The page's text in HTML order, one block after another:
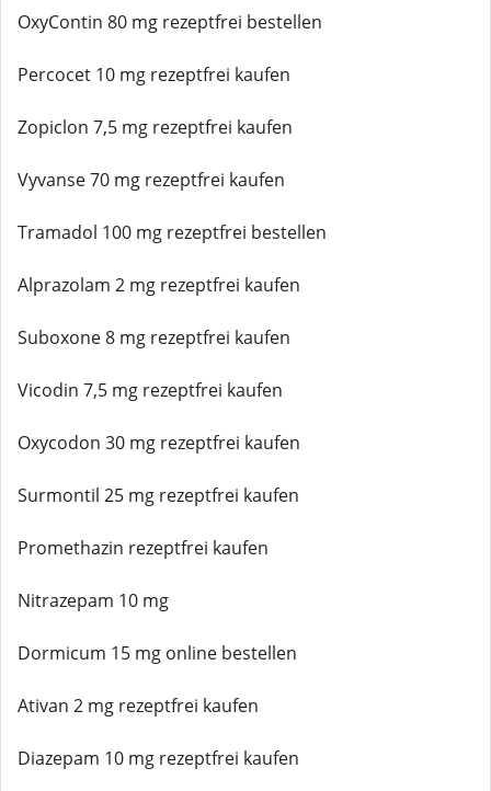
OxyContin 80 mg rezeptfrei bestellen
Percocet 10 mg rezeptfrei kaufen
Zopiclon 7,5 mg rezeptfrei kaufen
Vyvanse 70 mg rezeptfrei kaufen
Tramadol 100 mg rezeptfrei bestellen
Alprazolam 2 mg rezeptfrei kaufen
Suboxone 8 mg rezeptfrei kaufen
Vicodin 7,5 mg rezeptfrei kaufen
Oxycodon 30 mg rezeptfrei kaufen
Surmontil 25 mg rezeptfrei kaufen
Promethazin rezeptfrei kaufen
Nitrazepam 10 mg
Dormicum 15 mg online bestellen
Ativan 2 mg rezeptfrei kaufen
Diazepam 10 mg rezeptfrei kaufen